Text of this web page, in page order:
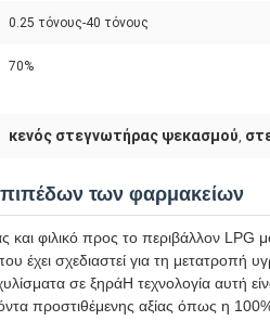
0.25 τόνους-40 τόνους
70%
κενός στεγνωτήρας ψεκασμού,
των φαρμακείων
και φιλικό προς το περιβάλλον
έχει σχεδιαστεί για τη
σε ξηράΗ τεχνολογία αυτή
προστιθέμενης αξίας όπως η